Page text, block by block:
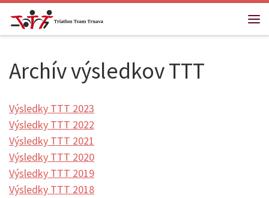
Skip to content
Archív výsledkov TTT
Výsledky TTT 2023
Výsledky TTT 2022
Výsledky TTT 2021
Výsledky TTT 2020
Výsledky TTT 2019
Výsledky TTT 2018